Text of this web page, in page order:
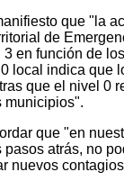
que "la
de
en función de
local indica que
que el nivel 0
municipios".
que "en
atrás, no
nuevos